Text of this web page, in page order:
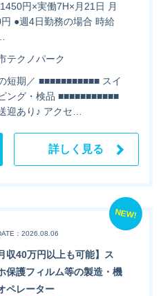
円×実働7H×月21日 月
●週4日勤務の場合 時給
テクノパーク
短期／ ■■■■■■■■■■■ スイ
ング・検品 ■■■■■■■■■■■
迎あり♪ アクセ…
詳しく見る
NEW!
：2026.08.06
収40万円以上も可能】ス
保護フィルム等の製造・機
ペレーター